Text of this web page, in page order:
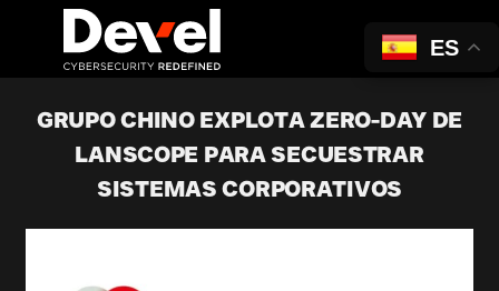
GRUPO CHINO EXPLOTA ZERO-DAY DE
LANSCOPE PARA SECUESTRAR
SISTEMAS CORPORATIVOS
ES